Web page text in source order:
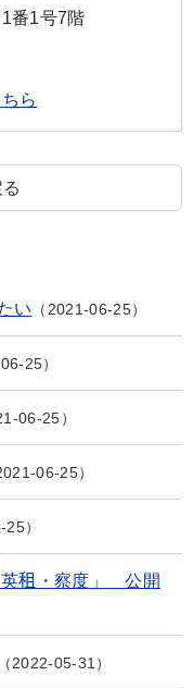
番1号7階
ら
い 2021-06-25
25
06-25
06-25
25
英租・察度」 公開
2022-05-31